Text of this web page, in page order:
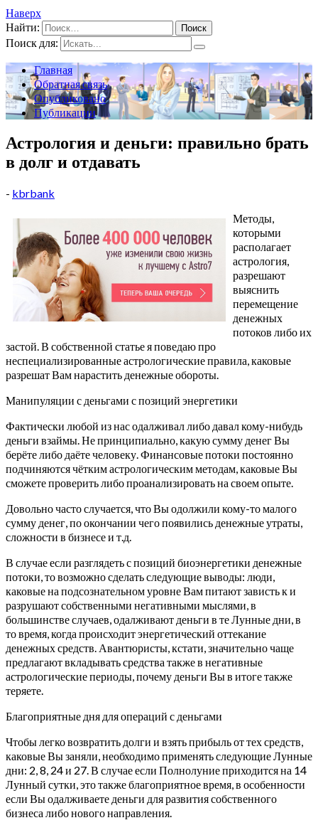
Наверх
Найти:
Поиск для:
Главная
Обратная связь
Опубликовано
Публикации
Астрология и деньги: правильно брать
в долг и отдавать
- kbrbank
Методы,
которыми
располагает
астрология,
разрешают
выяснить
перемещение
денежных
потоков либо их
застой. В собственной статье я поведаю про
неспециализированные астрологические правила, каковые
разрешат Вам нарастить денежные обороты.
Манипуляции с деньгами с позиций энергетики
Фактически любой из нас одалживал либо давал кому-нибудь
деньги взаймы. Не принципиально, какую сумму денег Вы
берёте либо даёте человеку. Финансовые потоки постоянно
подчиняются чётким астрологическим методам, каковые Вы
сможете проверить либо проанализировать на своем опыте.
Довольно часто случается, что Вы одолжили кому-то малого
сумму денег, по окончании чего появились денежные утраты,
сложности в бизнесе и т.д.
В случае если разглядеть с позиций биоэнергетики денежные
потоки, то возможно сделать следующие выводы: люди,
каковые на подсознательном уровне Вам питают зависть к и
разрушают собственными негативными мыслями, в
большинстве случаев, одалживают деньги в те Лунные дни, в
то время, когда происходит энергетический оттекание
денежных средств. Авантюристы, кстати, значительно чаще
предлагают вкладывать средства также в негативные
астрологические периоды, почему деньги Вы в итоге также
теряете.
Благоприятные дня для операций с деньгами
Чтобы легко возвратить долги и взять прибыль от тех средств,
каковые Вы заняли, необходимо применять следующие Лунные
дни: 2, 8, 24 и 27.В случае если Полнолуние приходится на 14
Лунный сутки, это также благоприятное время, в особенности
если Вы одалживаете деньги для развития собственного
бизнеса либо нового направления.